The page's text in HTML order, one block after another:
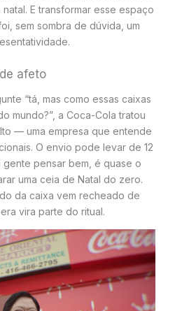
E transformar esse espaço
sem sombra de dúvida, um
afeto
“tá, mas como essas caixas
mundo?”, a Coca-Cola tratou
— uma empresa que entende
O envio pode levar de 12
gente pensar bem, é quase o
uma ceia de Natal do zero.
da caixa vem recheado de
vira parte do ritual.